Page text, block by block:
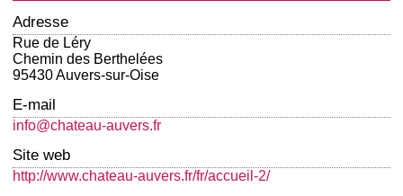
Adresse
Rue de Léry
Chemin des Berthelées
95430 Auvers-sur-Oise
E-mail
info@chateau-auvers.fr
Site web
http://www.chateau-auvers.fr/fr/accueil-2/